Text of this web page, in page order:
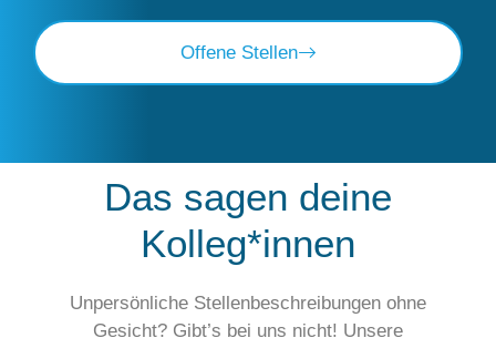
Offene Stellen
Das sagen deine
Kolleg*innen
Unpersönliche Stellenbeschreibungen ohne
Gesicht? Gibt’s bei uns nicht! Unsere